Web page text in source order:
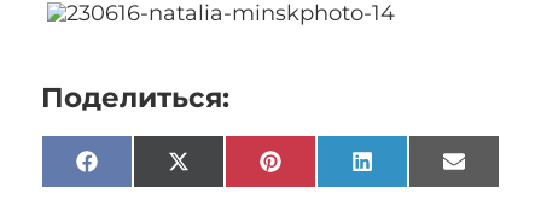
Поделиться:
Facebook X
(Twitter)
Pinterest LinkedIn Email